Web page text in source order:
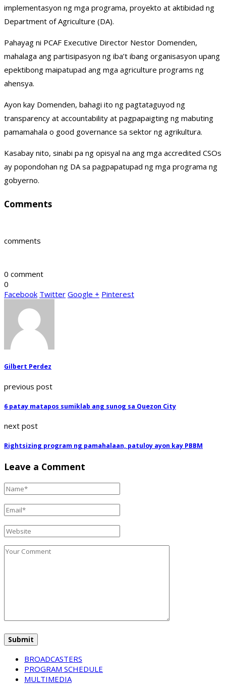
implementasyon ng mga programa, proyekto at aktibidad ng
Department of Agriculture (DA).
Pahayag ni PCAF Executive Director Nestor Domenden,
mahalaga ang partisipasyon ng iba’t ibang organisasyon upang
epektibong maipatupad ang mga agriculture programs ng
ahensya.
Ayon kay Domenden, bahagi ito ng pagtataguyod ng
transparency at accountability at pagpapaigting ng mabuting
pamamahala o good governance sa sektor ng agrikultura.
Kasabay nito, sinabi pa ng opisyal na ang mga accredited CSOs
ay popondohan ng DA sa pagpapatupad ng mga programa ng
gobyerno.
Comments
comments
0 comment
0
Facebook Twitter Google + Pinterest
Gilbert Perdez
previous post
6 patay matapos sumiklab ang sunog sa Quezon City
next post
Rightsizing program ng pamahalaan, patuloy ayon kay PBBM
Leave a Comment
BROADCASTERS
PROGRAM SCHEDULE
MULTIMEDIA